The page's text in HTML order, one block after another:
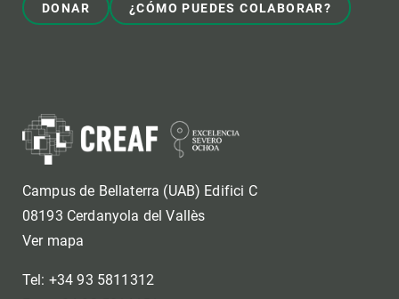
DONAR ¿CÓMO PUEDES COLABORAR?
Campus de Bellaterra (UAB) Edifici C
08193 Cerdanyola del Vallès
Ver mapa
Tel: +34 93 5811312